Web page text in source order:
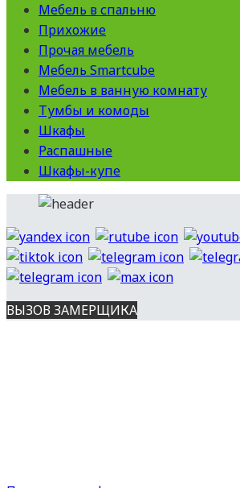
Мебель в спальню
Прихожие
Прочая мебель
Мебель Smartcube
Мебель в ванную комнату
Тумбы и комоды
Шкафы
Распашные
Шкафы-купе
ВЫЗОВ ЗАМЕРЩИКА